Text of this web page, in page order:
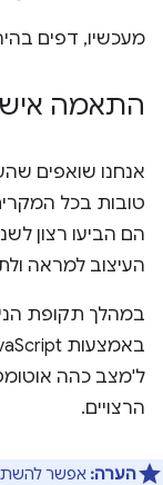
מעכשיו, דפים
התאמה
אנחנו שואפים
טובות בכל
הם הביעו רצון
העיצוב למראה
במהלך תקופת
ל'מצב כהה
הרצויים.
הערה: אפשר